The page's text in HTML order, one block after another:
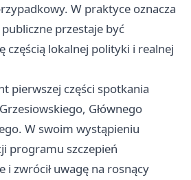
W praktyce oznacza
przestaje być
częścią lokalnej polityki i realnej
pierwszej części spotkania
Głównego
W swoim wystąpieniu
programu szczepień
i zwrócił uwagę na rosnący